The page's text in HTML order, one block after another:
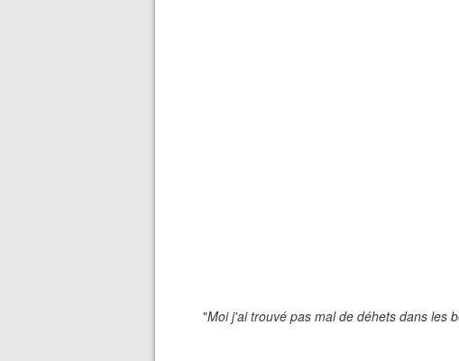
"Moi j'ai trouvé pas mal de déhets dans les